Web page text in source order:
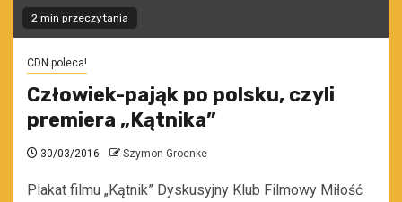
2 min przeczytania
CDN poleca!
Człowiek-pająk po polsku, czyli
premiera „Kątnika”
30/03/2016 Szymon Groenke
Plakat filmu „Kątnik” Dyskusyjny Klub Filmowy Miłość